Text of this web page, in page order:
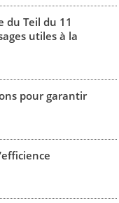
du Teil du 11
utiles à la
pour garantir